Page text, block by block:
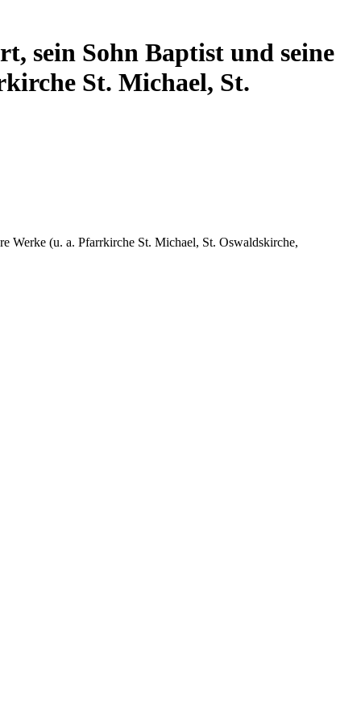
sein Sohn Baptist und seine
St. Michael, St.
Werke (u. a. Pfarrkirche St. Michael, St. Oswaldskirche,